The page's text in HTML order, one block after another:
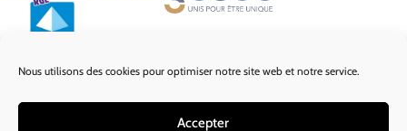
Nous utilisons des cookies pour optimiser notre site web et notre service.
Accepter
MarquesPartenaires :